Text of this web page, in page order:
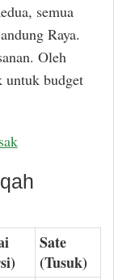
semua
Raya.
Oleh
untuk budget
Sate
(Tusuk)